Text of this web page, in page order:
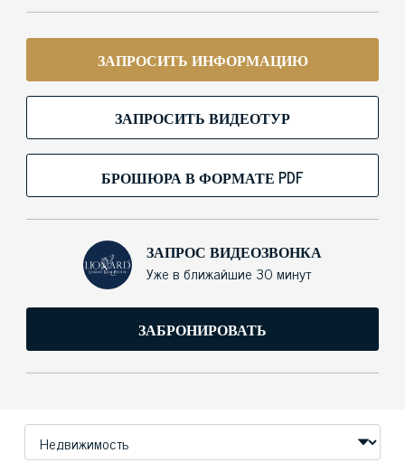
ЗАПРОСИТЬ ИНФОРМАЦИЮ
ЗАПРОСИТЬ ВИДЕОТУР
БРОШЮРА В ФОРМАТЕ PDF
ЗАПРОС ВИДЕОЗВОНКА
Уже в ближайшие 30 минут
ЗАБРОНИРОВАТЬ